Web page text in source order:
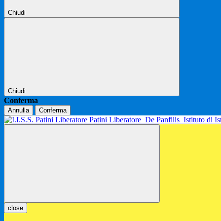
Chiudi
Chiudi
Conferma
Annulla Conferma
Patini Liberatore De Panfilis Istituto di
close